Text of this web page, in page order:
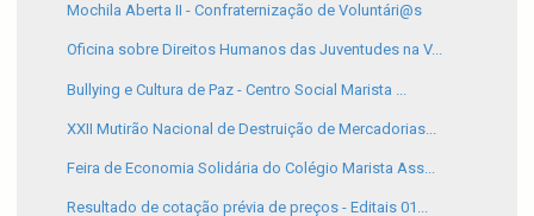
Mochila Aberta II - Confraternização de Voluntári@s
Oficina sobre Direitos Humanos das Juventudes na V...
Bullying e Cultura de Paz - Centro Social Marista ...
XXII Mutirão Nacional de Destruição de Mercadorias...
Feira de Economia Solidária do Colégio Marista Ass...
Resultado de cotação prévia de preços - Editais 01...